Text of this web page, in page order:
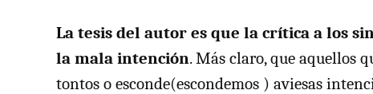
La tesis del autor es que la crítica a los
la mala intención. Más claro, que aquellos
tontos o esconde(escondemos ) aviesas